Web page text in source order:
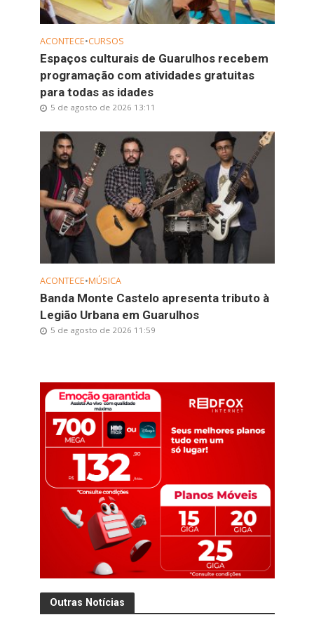
ACONTECE•CURSOS
Espaços culturais de Guarulhos recebem
programação com atividades gratuitas
para todas as idades
5 de agosto de 2026 13:11
ACONTECE•MÚSICA
Banda Monte Castelo apresenta tributo à
Legião Urbana em Guarulhos
5 de agosto de 2026 11:59
Outras Notícias